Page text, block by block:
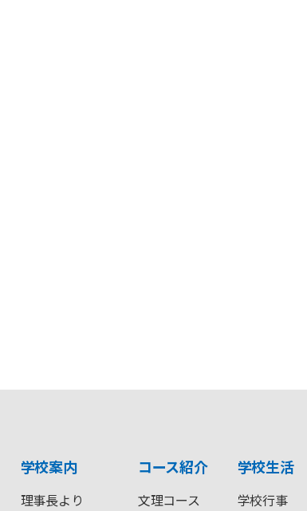
学校案内
理事長より
コース紹介
文理コース
学校生活
学校行事